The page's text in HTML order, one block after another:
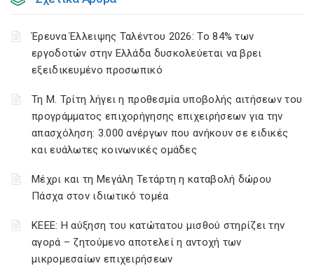
Έρευνα Έλλειψης Ταλέντου 2026: Το 84% των
εργοδοτών στην Ελλάδα δυσκολεύεται να βρει
εξειδικευμένο προσωπικό
Τη Μ. Τρίτη λήγει η προθεσμία υποβολής αιτήσεων του
προγράμματος επιχορήγησης επιχειρήσεων για την
απασχόληση: 3.000 ανέργων που ανήκουν σε ειδικές
και ευάλωτες κοινωνικές ομάδες
Μέχρι και τη Μεγάλη Τετάρτη η καταβολή δώρου
Πάσχα στον ιδιωτικό τομέα
ΚΕΕΕ: Η αύξηση του κατώτατου μισθού στηρίζει την
αγορά – ζητούμενο αποτελεί η αντοχή των
μικρομεσαίων επιχειρήσεων